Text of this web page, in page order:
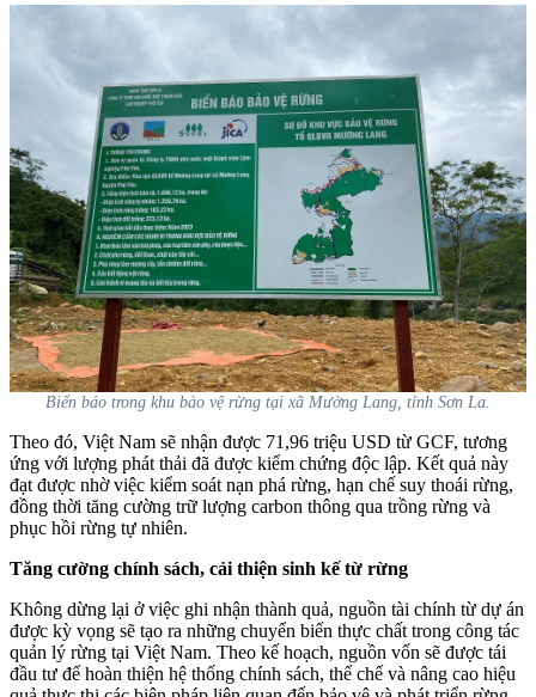
Biển báo trong khu bảo vệ rừng tại xã Mường Lang, tỉnh Sơn La.
Theo đó, Việt Nam sẽ nhận được 71,96 triệu USD từ GCF, tương
ứng với lượng phát thải đã được kiểm chứng độc lập. Kết quả này
đạt được nhờ việc kiểm soát nạn phá rừng, hạn chế suy thoái rừng,
đồng thời tăng cường trữ lượng carbon thông qua trồng rừng và
phục hồi rừng tự nhiên.
Tăng cường chính sách, cải thiện sinh kế từ rừng
Không dừng lại ở việc ghi nhận thành quả, nguồn tài chính từ dự án
được kỳ vọng sẽ tạo ra những chuyển biến thực chất trong công tác
quản lý rừng tại Việt Nam. Theo kế hoạch, nguồn vốn sẽ được tái
đầu tư để hoàn thiện hệ thống chính sách, thể chế và nâng cao hiệu